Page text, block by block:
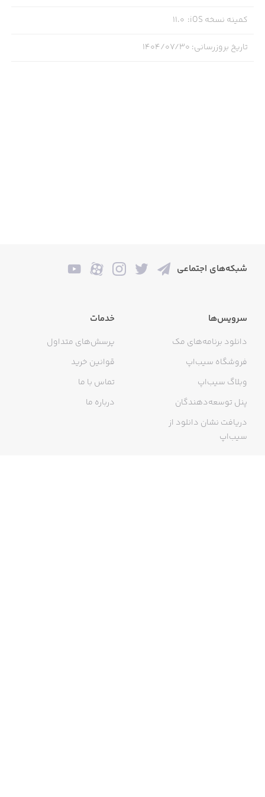
کمینه نسخه iOS :
11.0
تاریخ بروزرسانی: ۱۴۰۴/۰۷/۳۰
شبکه‌های اجتماعی
سرویس‌ها
دانلود برنامه‌های مک
فروشگاه سیب‌اپ
وبلاگ سیب‌اپ
پنل توسعه‌دهندگان
دریافت نشان دانلود از
سیب‌اپ
خدمات
پرسش‌های متداول
قوانین خرید
تماس با ما
درباره ما